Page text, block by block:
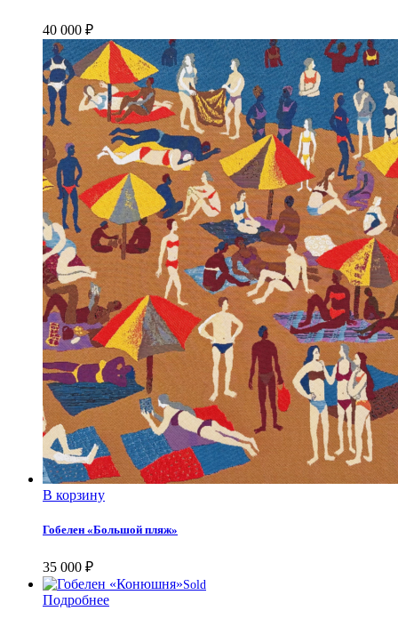
40 000 ₽
В корзину
Гобелен «Большой пляж»
35 000 ₽
Sold
Подробнее